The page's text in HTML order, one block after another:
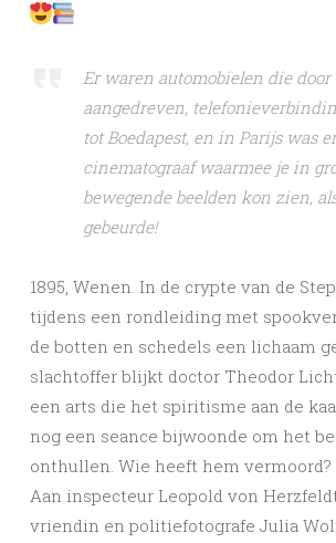
Er waren automobielen die
aangedreven,
tot Boedapest, en in Parijs was
cinematograaf waarmee je in
bewegende beelden kon zien,
gebeurde!
1895, Wenen. In de crypte van de
tijdens een rondleiding met
de botten en schedels een lichaam
slachtoffer blijkt doctor Theodor
een arts die het spiritisme aan de
nog een seance bijwoonde om het
onthullen. Wie heeft hem vermoord?
Aan inspecteur Leopold von
vriendin en politiefotografe Julia